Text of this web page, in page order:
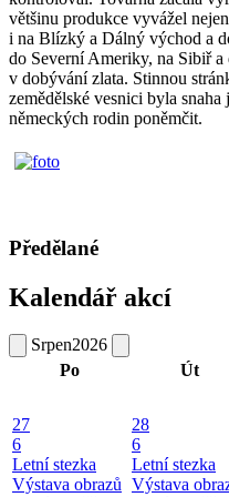
většinu produkce vyvážel
i na Blízký a Dálný východ a
do Severní Ameriky, na Sibiř
v dobývání zlata. Stinnou
zemědělské vesnici byla
německých rodin poněmčit.
Předělané
Kalendář akcí
Srpen2026
Po
Út
27
6
Letní stezka
Výstava obrazů
28
6
Letní stezka
Výstava